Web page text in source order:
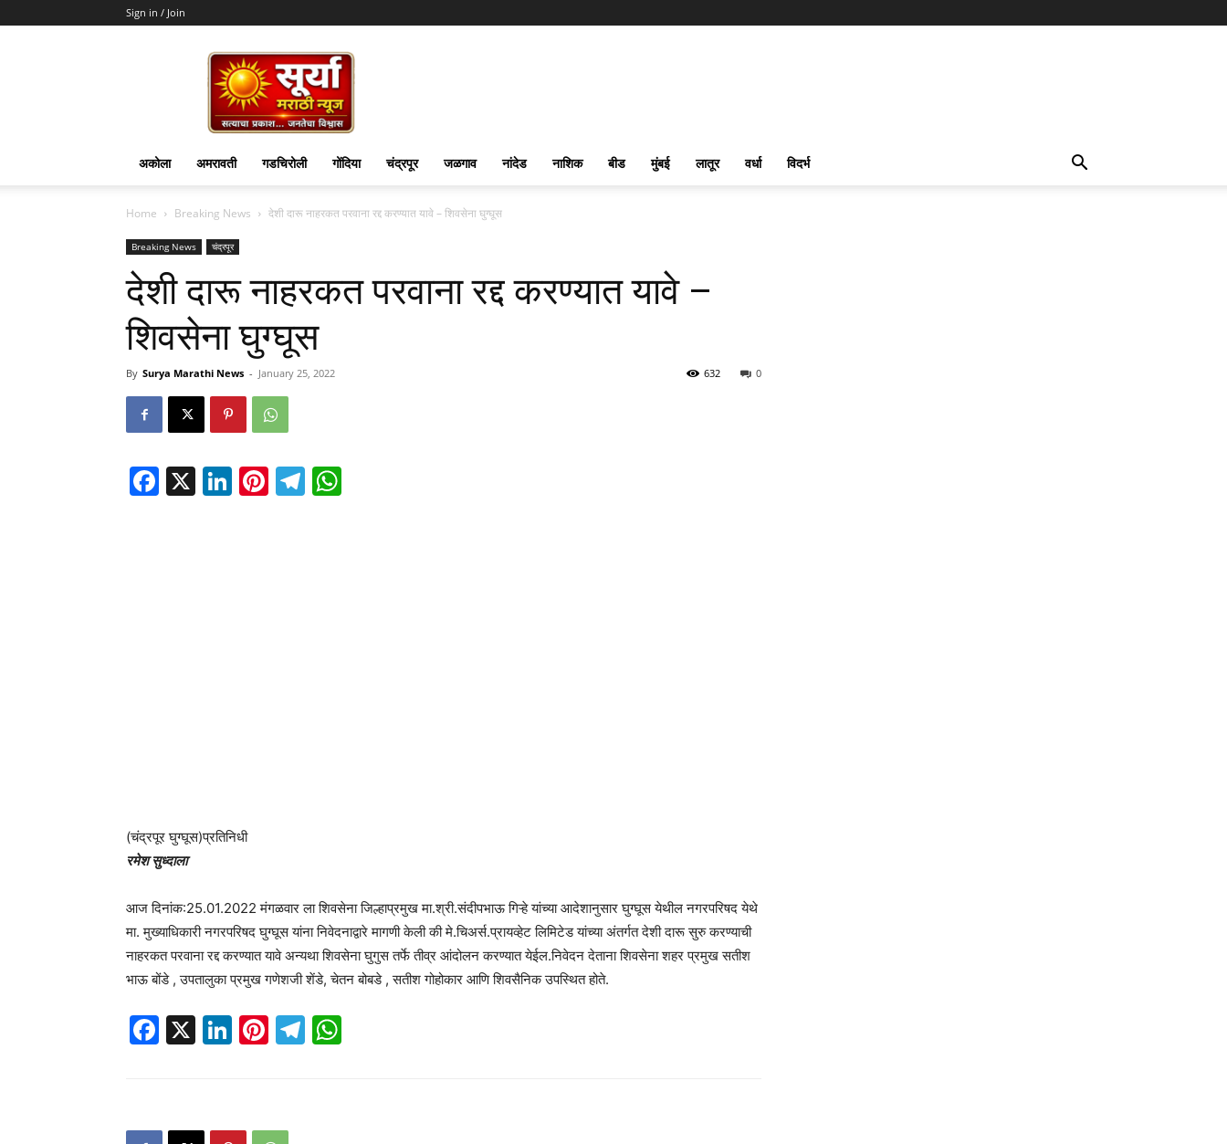
Sign in / Join
Surya
Marathi
News
अकोला अमरावती गडचिरोली गोंदिया चंद्रपूर जळगाव नांदेड नाशिक बीड मुंबई लातूर वर्धा विदर्भ
Home Breaking News देशी दारू नाहरकत परवाना रद्द करण्यात यावे – शिवसेना घुग्घूस
Breaking News चंद्रपूर
देशी दारू नाहरकत परवाना रद्द करण्यात यावे –
शिवसेना घुग्घूस
By Surya Marathi News - January 25, 2022 0
632
Facebook
X LinkedIn
Pinterest
Telegram
(चंद्रपूर घुग्घूस)प्रतिनिधी
रमेश सुध्दाला
आज दिनांक:25.01.2022 मंगळवार ला शिवसेना जिल्हाप्रमुख मा.श्री.संदीपभाऊ गिऱ्हे यांच्या आदेशानुसार घुग्घूस येथील नगरपरिषद येथे
मा. मुख्याधिकारी नगरपरिषद घुग्घूस यांना निवेदनाद्वारे मागणी केली की मे.चिअर्स.प्रायव्हेट लिमिटेड यांच्या अंतर्गत देशी दारू सुरु करण्याची
नाहरकत परवाना रद्द करण्यात यावे अन्यथा शिवसेना घुगुस तर्फे तीव्र आंदोलन करण्यात येईल.निवेदन देताना शिवसेना शहर प्रमुख सतीश
भाऊ बोंडे , उपतालुका प्रमुख गणेशजी शेंडे, चेतन बोबडे , सतीश गोहोकार आणि शिवसैनिक उपस्थित होते.
Facebook
X LinkedIn
Pinterest
Telegram